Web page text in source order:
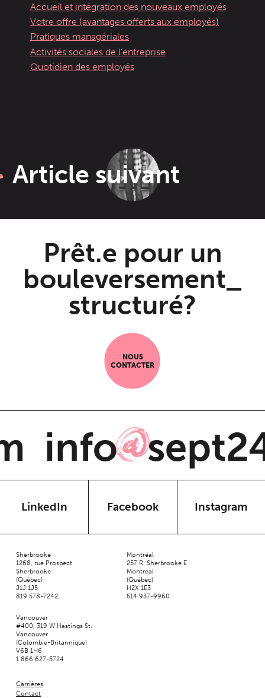
Accueil et intégration des nouveaux employés
Votre offre (avantages offerts aux employés)
Pratiques managériales
Activités sociales de l’entreprise
Quotidien des employés
Article suivant
Prêt.e pour un
bouleversement_
structuré?
NOUS
CONTACTER
info@
LinkedIn Facebook Instagram
Sherbrooke
1268, rue Prospect
Sherbrooke
(Québec)
J1J 1J5
819 578-7242
Montréal
257 R. Sherbrooke E
Montréal
(Québec)
H2X 1E3
514 937-9960
Vancouver
#400, 319 W Hastings St.
Vancouver
(Colombie-Britannique)
V6B 1H6
1 866 627-5724
Carrières
Contact